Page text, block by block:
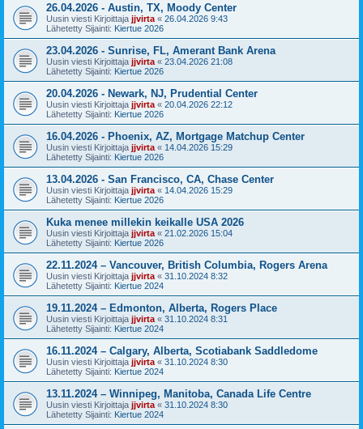
26.04.2026 - Austin, TX, Moody Center
Uusin viesti Kirjoittaja jjvirta « 26.04.2026 9:43
Lähetetty Sijainti: Kiertue 2026
23.04.2026 - Sunrise, FL, Amerant Bank Arena
Uusin viesti Kirjoittaja jjvirta « 23.04.2026 21:08
Lähetetty Sijainti: Kiertue 2026
20.04.2026 - Newark, NJ, Prudential Center
Uusin viesti Kirjoittaja jjvirta « 20.04.2026 22:12
Lähetetty Sijainti: Kiertue 2026
16.04.2026 - Phoenix, AZ, Mortgage Matchup Center
Uusin viesti Kirjoittaja jjvirta « 14.04.2026 15:29
Lähetetty Sijainti: Kiertue 2026
13.04.2026 - San Francisco, CA, Chase Center
Uusin viesti Kirjoittaja jjvirta « 14.04.2026 15:29
Lähetetty Sijainti: Kiertue 2026
Kuka menee millekin keikalle USA 2026
Uusin viesti Kirjoittaja jjvirta « 21.02.2026 15:04
Lähetetty Sijainti: Kiertue 2026
22.11.2024 – Vancouver, British Columbia, Rogers Arena
Uusin viesti Kirjoittaja jjvirta « 31.10.2024 8:32
Lähetetty Sijainti: Kiertue 2024
19.11.2024 – Edmonton, Alberta, Rogers Place
Uusin viesti Kirjoittaja jjvirta « 31.10.2024 8:31
Lähetetty Sijainti: Kiertue 2024
16.11.2024 – Calgary, Alberta, Scotiabank Saddledome
Uusin viesti Kirjoittaja jjvirta « 31.10.2024 8:30
Lähetetty Sijainti: Kiertue 2024
13.11.2024 – Winnipeg, Manitoba, Canada Life Centre
Uusin viesti Kirjoittaja jjvirta « 31.10.2024 8:30
Lähetetty Sijainti: Kiertue 2024